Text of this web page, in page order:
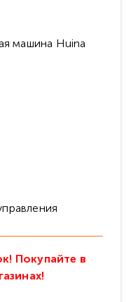
машина Huina
Покупайте в